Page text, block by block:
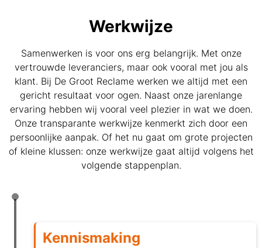
Werkwijze
Samenwerken is voor ons erg belangrijk. Met onze
vertrouwde leveranciers, maar ook vooral met jou als
klant. Bij De Groot Reclame werken we altijd met een
gericht resultaat voor ogen. Naast onze jarenlange
ervaring hebben wij vooral veel plezier in wat we doen.
Onze transparante werkwijze kenmerkt zich door een
persoonlijke aanpak. Of het nu gaat om grote projecten
of kleine klussen: onze werkwijze gaat altijd volgens het
volgende stappenplan.
Kennismaking